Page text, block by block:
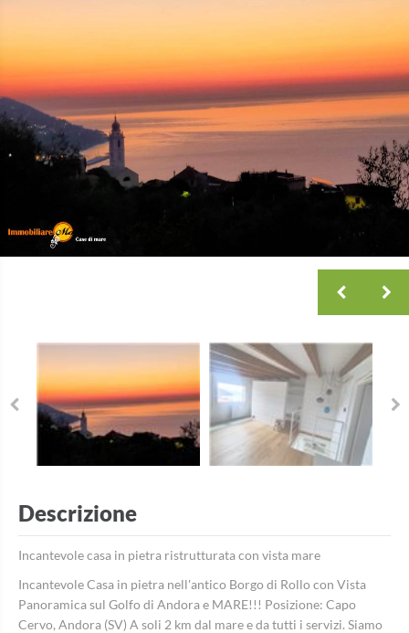
Descrizione
Incantevole casa in pietra ristrutturata con vista mare
Incantevole Casa in pietra nell'antico Borgo di Rollo con Vista
Panoramica sul Golfo di Andora e MARE!!! Posizione: Capo
Cervo, Andora (SV) A soli 2 km dal mare e da tutti i servizi. Siamo